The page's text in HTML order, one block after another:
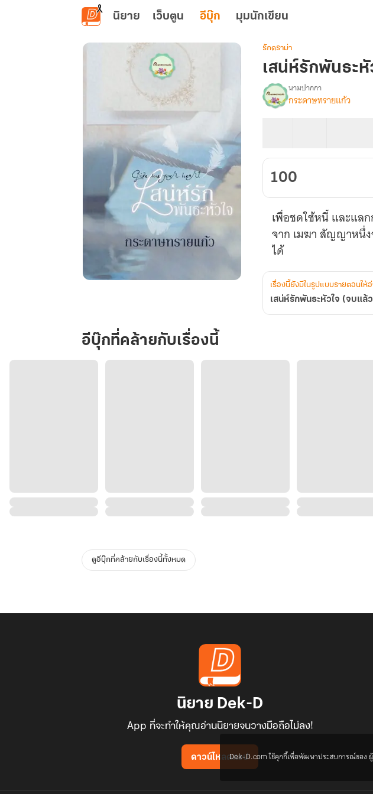
ข้ามไปยังเนื้อหาหลัก
นิยาย เว็บตูน อีบุ๊ก มุมนักเขียน
หัวใจ
รักดราม่า
เสน่ห์รักพันธะหั
เรื่อง
เสน่ห์
(จบ
แล้ว)
นามปากกา
กระดาษทรายแก้ว
100
เพื่อชดใช้หนี้ และแล
จาก เมฆา สัญญาหนึ่
เรื่องนี้ยังมีในรูปแบบรายตอนให้
เสน่ห์รักพันธะหัวใจ (จบแล้
อีบุ๊กที่คล้ายกับเรื่องนี้
ดูอีบุ๊กที่คล้ายกับเรื่องนี้ทั้งหมด
นิยาย Dek-D
App ที่จะทำให้คุณอ่านนิยายจนวางมือถือไม่ลง!
ดาวน์โหลดแอปDek-D.com ใช้คุกกี้เพื่อพัฒนาประสบการณ์ของ ผู้